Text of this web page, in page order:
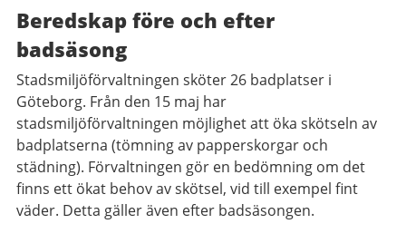
Beredskap före och efter
badsäsong
Stadsmiljöförvaltningen sköter 26 badplatser i
Göteborg. Från den 15 maj har
stadsmiljöförvaltningen möjlighet att öka skötseln av
badplatserna (tömning av papperskorgar och
städning). Förvaltningen gör en bedömning om det
finns ett ökat behov av skötsel, vid till exempel fint
väder. Detta gäller även efter badsäsongen.